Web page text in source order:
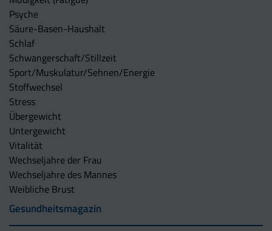
Psyche
Säure-Basen-Haushalt
Schlaf
Schwangerschaft/Stillzeit
Sport/Muskulatur/Sehnen/Energie
Stoffwechsel
Stress
Übergewicht
Untergewicht
Vitalität
Wechseljahre der Frau
Wechseljahre des Mannes
Weibliche Brust
Gesundheitsmagazin